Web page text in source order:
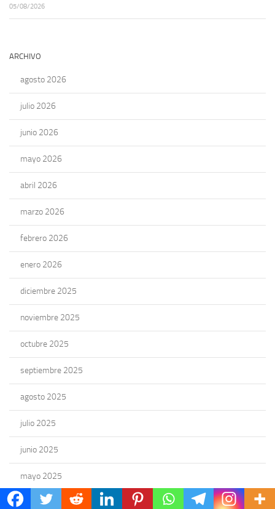
05/08/2026
ARCHIVO
agosto 2026
julio 2026
junio 2026
mayo 2026
abril 2026
marzo 2026
febrero 2026
enero 2026
diciembre 2025
noviembre 2025
octubre 2025
septiembre 2025
agosto 2025
julio 2025
junio 2025
mayo 2025
abril 2025